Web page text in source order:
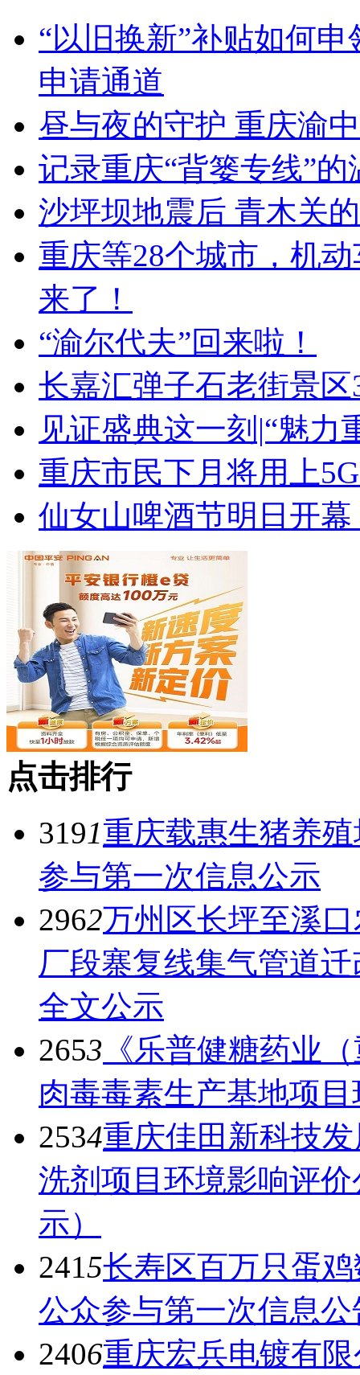
“以旧换新”补贴如何
申请通道
昼与夜的守护 重庆渝
记录重庆“背篓专线”
沙坪坝地震后 青木关
重庆等28个城市，机
来了！
“渝尔代夫”回来啦！
长嘉汇弹子石老街景
见证盛典这一刻|“魅力
重庆市民下月将用上
仙女山啤酒节明日开
点击排行
3191重庆载惠生猪养
参与第一次信息公示
2962万州区长坪至溪
厂段寨复线集气管道
全文公示
2653 《乐普健糖药业
肉毒毒素生产基地项
2534重庆佳田新科技
洗剂项目环境影响评
示）
2415长寿区百万只蛋
公众参与第一次信息公
2406重庆宏兵电镀有